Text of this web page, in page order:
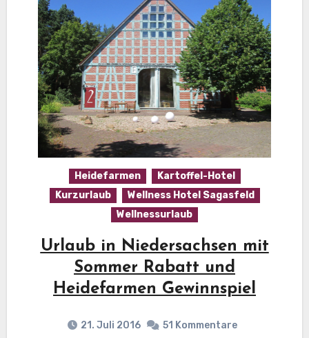
Heidefarmen
Kartoffel-Hotel
Kurzurlaub
Wellness Hotel Sagasfeld
Wellnessurlaub
Urlaub in Niedersachsen mit
Sommer Rabatt und
Heidefarmen Gewinnspiel
21. Juli 2016 51 Kommentare